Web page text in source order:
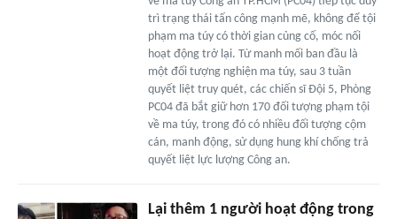
trì trạng thái tấn công mạnh mẽ, không để tội
phạm ma túy có thời gian củng cố, móc nối
hoạt động trở lại. Từ manh mối ban đầu là
một đối tượng nghiện ma túy, sau 3 tuần
quyết liệt truy quét, các chiến sĩ Đội 5, Phòng
PC04 đã bắt giữ hơn 170 đối tượng phạm tội
về ma túy, trong đó có nhiều đối tượng cộm
cán, manh động, sử dụng hung khí chống trả
quyết liệt lực lượng Công an.
Lại thêm 1 người hoạt động trong